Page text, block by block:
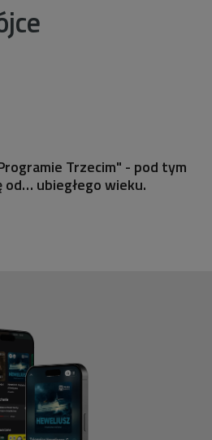
Trzecim" - pod tym
od… ubiegłego wieku.